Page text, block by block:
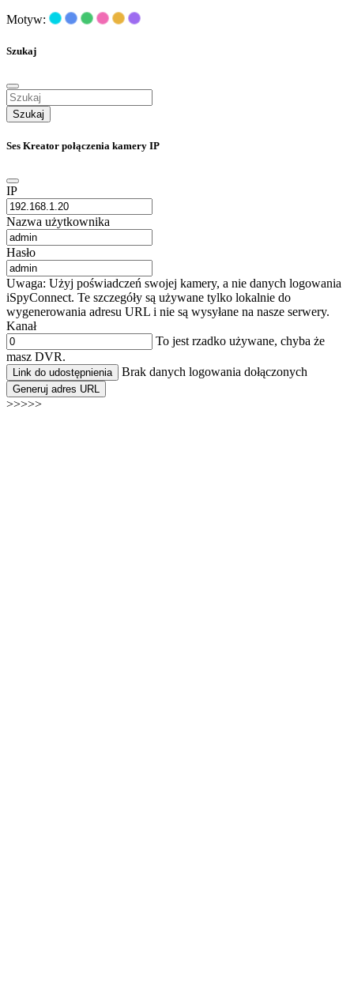
Motyw:
Szukaj
Szukaj
Ses Kreator połączenia kamery IP
IP
Nazwa użytkownika
Hasło
Uwaga: Użyj poświadczeń swojej kamery, a nie danych logowania
iSpyConnect. Te szczegóły są używane tylko lokalnie do
wygenerowania adresu URL i nie są wysyłane na nasze serwery.
Kanał
To jest rzadko używane, chyba że
masz DVR.
Link do udostępnienia Brak danych logowania dołączonych
Generuj adres URL
>>>>>